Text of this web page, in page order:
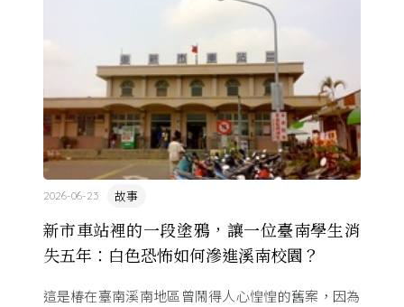
新市車站裡的一段塗鴉，讓一位臺南學生消
失五年：白色恐怖如何滲進溪南校園？
故事
2026-06-23
這是椿在臺南溪南地區曾鬧得人心惶惶的舊案，因為